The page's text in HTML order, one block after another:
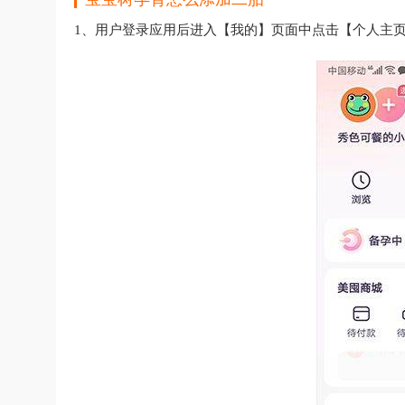
1、用户登录应用后进入【我的】页面中点击【个人主